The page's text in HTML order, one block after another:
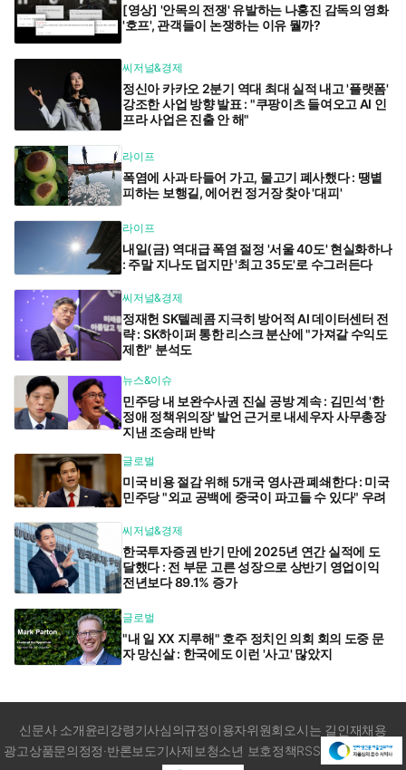
[영상] '안목의 전쟁' 유발하는 나홍진 감독의 영화
'호프', 관객들이 논쟁하는 이유 뭘까?
씨저널&경제
정신아 카카오 2분기 역대 최대 실적 내고 '플랫폼'
강조한 사업 방향 발표 : "쿠팡이츠 들여오고 AI 인
프라 사업은 진출 안 해"
라이프
폭염에 사과 타들어 가고, 물고기 폐사했다 : 땡볕
피하는 보행길, 에어컨 정거장 찾아 '대피'
라이프
내일(금) 역대급 폭염 절정 '서울 40도' 현실화하나
: 주말 지나도 덥지만 '최고 35도'로 수그러든다
씨저널&경제
정재헌 SK텔레콤 지극히 방어적 AI 데이터센터 전
략 : SK하이퍼 통한 리스크 분산에 "가져갈 수익도
제한" 분석도
뉴스&이슈
민주당 내 보완수사권 진실 공방 계속 : 김민석 '한
정애 정책위의장' 발언 근거로 내세우자 사무총장
지낸 조승래 반박
글로벌
미국 비용 절감 위해 5개국 영사관 폐쇄한다 : 미국
민주당 "외교 공백에 중국이 파고들 수 있다" 우려
씨저널&경제
한국투자증권 반기 만에 2025년 연간 실적에 도
달했다 : 전 부문 고른 성장으로 상반기 영업이익
전년보다 89.1% 증가
글로벌
"내 일 XX 지루해" 호주 정치인 의회 회의 도중 문
자 망신살 : 한국에도 이런 '사고' 많았지
신문사 소개윤리강령기사심의규정이용자위원회 오시는 길인재채용
광고상품문의정정·반론보도기사제보청소년 보호정책RSS